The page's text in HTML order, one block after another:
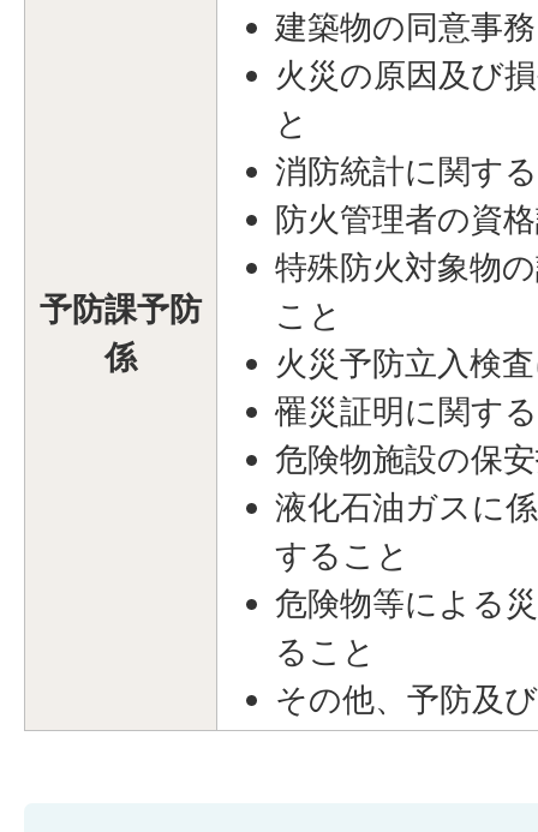
予防課予防
係
建築物の同意事
火災の原因及び
と
消防統計に関す
防火管理者の資
特殊防火対象物
こと
火災予防立入検
罹災証明に関す
危険物施設の保
液化石油ガスに
すること
危険物等による
ること
その他、予防及